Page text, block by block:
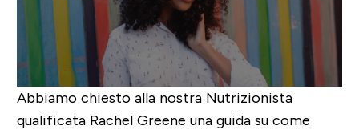
Abbiamo chiesto alla nostra Nutrizionista
qualificata Rachel Greene una guida su come